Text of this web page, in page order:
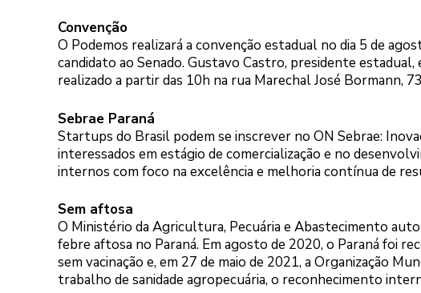
Convenção
O Podemos realizará a convenção estadual no dia 5 de
candidato ao Senado. Gustavo Castro, presidente
realizado a partir das 10h na rua Marechal José Bormann,
Sebrae Paraná
Startups do Brasil podem se inscrever no ON Sebrae:
interessados em estágio de comercialização e no
internos com foco na excelência e melhoria contínua de
Sem aftosa
O Ministério da Agricultura, Pecuária e Abastecimento
febre aftosa no Paraná. Em agosto de 2020, o Paraná foi
sem vacinação e, em 27 de maio de 2021, a Organização
trabalho de sanidade agropecuária, o reconhecimento